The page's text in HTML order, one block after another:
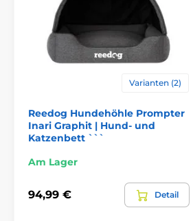
Technische Spezifikationen
Ankündigung geändert werden.
zur Illustration.
Das Produkt ist in
Betten, Hütten, Taschen
Für kleine Hunde
Für mittelgroße Hunde
Varianten (2)
Reedog Hundehöhle Prompter
Inari Graphit | Hund- und
Katzenbett ```
Am Lager
94,99 € Detail